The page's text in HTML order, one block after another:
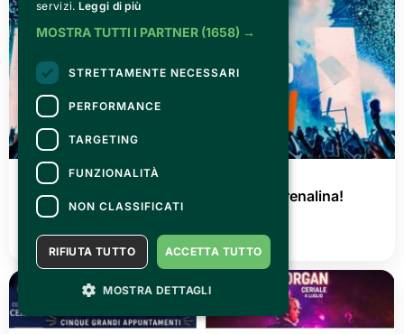
GIOVEDÌ 02 LUGLIO 2026
AGRISHOW 2026: tre giorni di pura adrenalina!
LEGGI TUTTO
servizi. Leggi di più
MOSTRA TUTTI I PARTNER (1658) →
STRETTAMENTE NECESSARI
PERFORMANCE
TARGETING
FUNZIONALITÀ
NON CLASSIFICATI
ACCETTA TUTTO
RIFIUTA TUTTO
MOSTRA DETTAGLI